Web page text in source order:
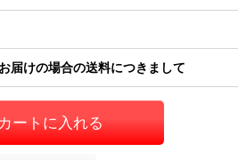
届けの場合の送料につきまして
ートに入れる